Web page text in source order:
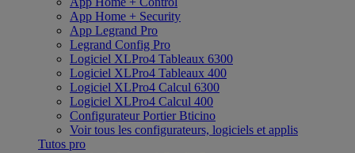
App Home + Security
App Legrand Pro
Legrand Config Pro
Logiciel XLPro4 Tableaux 6300
Logiciel XLPro4 Tableaux 400
Logiciel XLPro4 Calcul 6300
Logiciel XLPro4 Calcul 400
Configurateur Portier Bticino
Voir tous les configurateurs, logiciels et applis
Tutos pro